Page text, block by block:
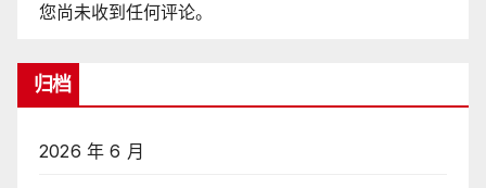
您尚未收到任何评论。
归档
2026 年 6 月